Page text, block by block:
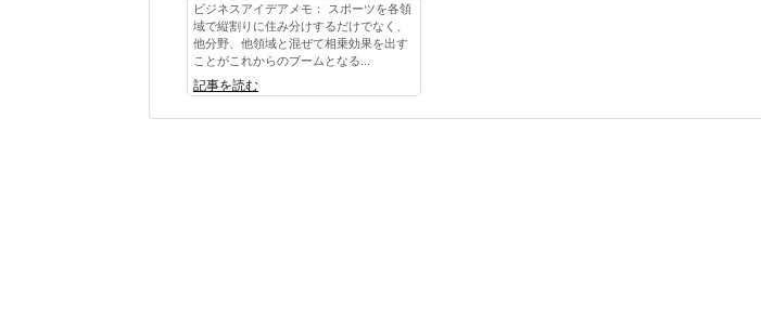
ビジネスアイデアメモ： スポーツを各領
域で縦割りに住み分けするだけでなく、
他分野、他領域と混ぜて相乗効果を出す
ことがこれからのブームとなる...
記事を読む